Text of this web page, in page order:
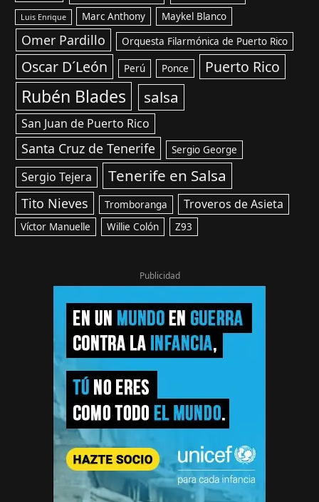
Luis Enrique Marc Anthony Maykel Blanco
Omer Pardillo Orquesta Filarmónica de Puerto Rico
Oscar D´León Perú Ponce Puerto Rico
Rubén Blades salsa
San Juan de Puerto Rico
Santa Cruz de Tenerife Sergio George
Sergio Tejera Tenerife en Salsa
Tito Nieves Tromboranga Troveros de Asieta
Víctor Manuelle Willie Colón Z93
Publicidad